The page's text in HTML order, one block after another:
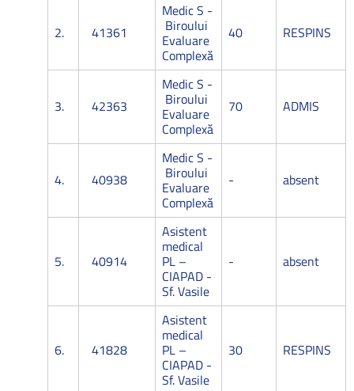
2. 41361
Medic S -
Biroului
Evaluare
Complexă
40 RESPINS
3. 42363
Medic S -
Biroului
Evaluare
Complexă
70 ADMIS
4. 40938
Medic S -
Biroului
Evaluare
Complexă
- absent
5. 40914
Asistent
medical
PL –
CIAPAD -
Sf. Vasile
- absent
6. 41828
Asistent
medical
PL –
CIAPAD -
Sf. Vasile
30 RESPINS